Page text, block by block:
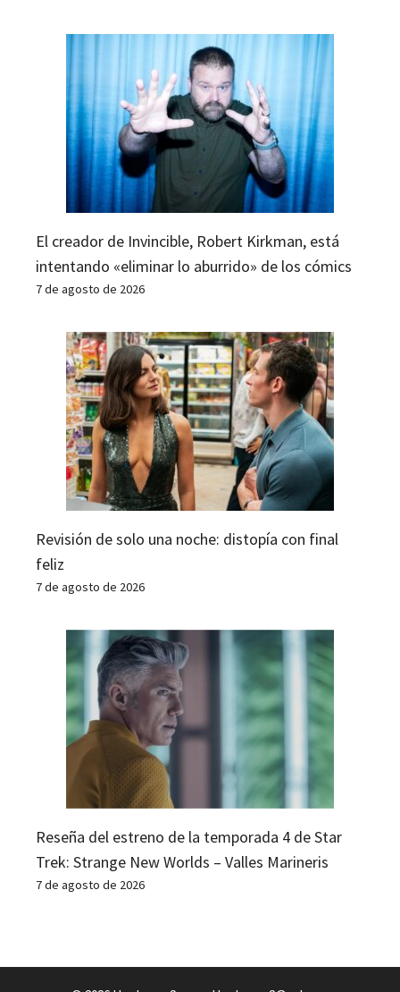
El creador de Invincible, Robert Kirkman, está
intentando «eliminar lo aburrido» de los cómics
7 de agosto de 2026
Revisión de solo una noche: distopía con final
feliz
7 de agosto de 2026
Reseña del estreno de la temporada 4 de Star
Trek: Strange New Worlds – Valles Marineris
7 de agosto de 2026